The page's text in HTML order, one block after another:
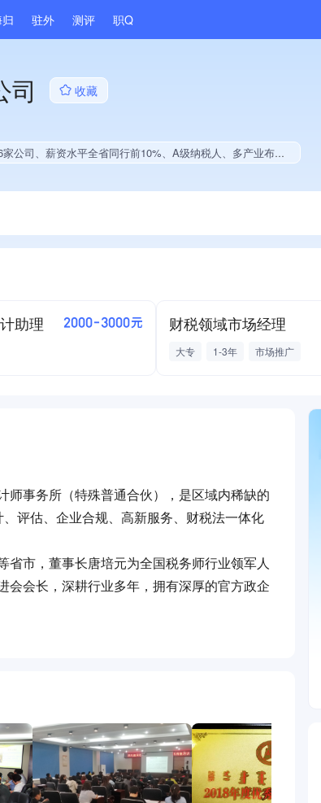
驻外 测评 职Q
司
收藏
级纳税人、多产业布局、经营年限全国同行前10%、权威管理体系认证、大学生就业贡献、拥有绿色资质、拥有著作权、软件研发量位于同行前40%
助理 2000-3000元 财税领域市场经理
大专 1-3年 市场推广
事务所（特殊普通合伙），是区域内稀缺的
评估、企业合规、高新服务、财税法一体化
市，董事长唐培元为全国税务师行业领军人
会长，深耕行业多年，拥有深厚的官方政企
事务所、中小企业公共服务示范平台、内蒙
、行政事业单位等全行业优质客户。
年财税顾问、全税种风险自查、投融资税务尽
费用加计扣除辅导、企业合规体系搭建等特色